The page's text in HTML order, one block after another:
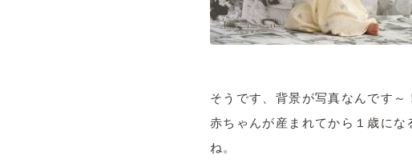
そうです、背景が写真なんです～
赤ちゃんが産まれてから１歳に
ね。